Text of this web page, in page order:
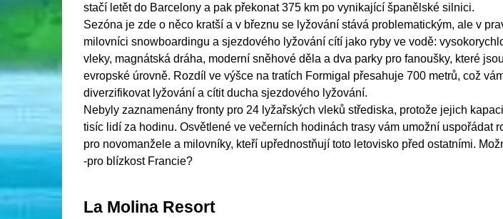
stačí letět do Barcelony a pak překonat 375 km po vynikající španělské silnici.
Sezóna je zde o něco kratší a v březnu se lyžování stává problematickým, ale v
milovníci snowboardingu a sjezdového lyžování cítí jako ryby ve vodě:
vleky, magnátská dráha, moderní sněhové děla a dva parky pro fanoušky, které
evropské úrovně. Rozdíl ve výšce na tratích Formigal přesahuje 700 metrů, což
diverzifikovat lyžování a cítit ducha sjezdového lyžování.
Nebyly zaznamenány fronty pro 24 lyžařských vleků střediska, protože jejich
tisíc lidí za hodinu. Osvětlené ve večerních hodinách trasy vám umožní uspořádat
pro novomanžele a milovníky, kteří upřednostňují toto letovisko před ostatními.
-pro blízkost Francie?
La Molina Resort